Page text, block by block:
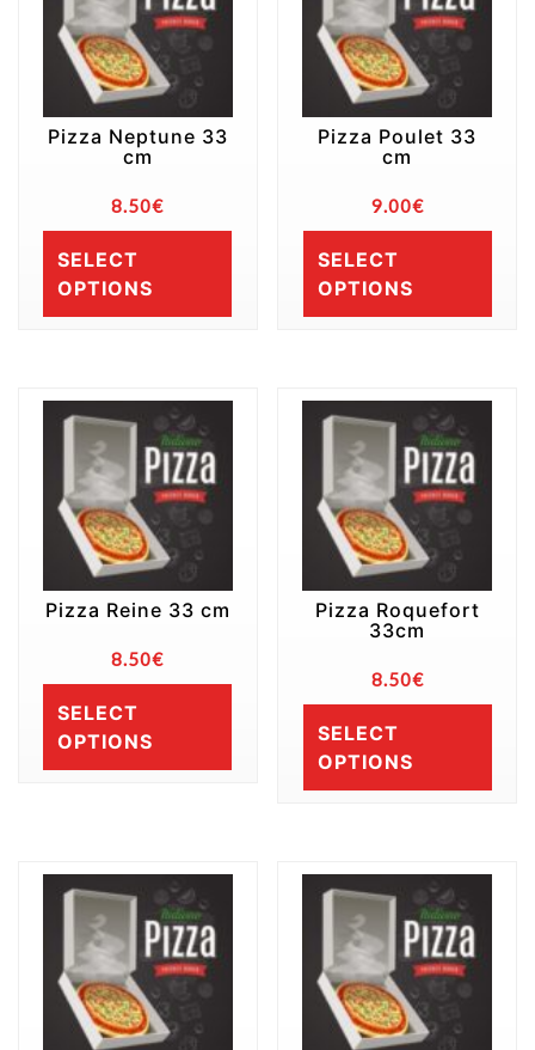
Pizza Neptune 33
cm
8.50€
SELECT
OPTIONS
Pizza Poulet 33
cm
9.00€
SELECT
OPTIONS
Pizza Reine 33 cm
8.50€
SELECT
OPTIONS
Pizza Roquefort
33cm
8.50€
SELECT
OPTIONS